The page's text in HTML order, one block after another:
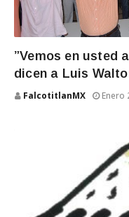
”Vemos en usted
dicen a Luis
FalcotitlanMX Enero